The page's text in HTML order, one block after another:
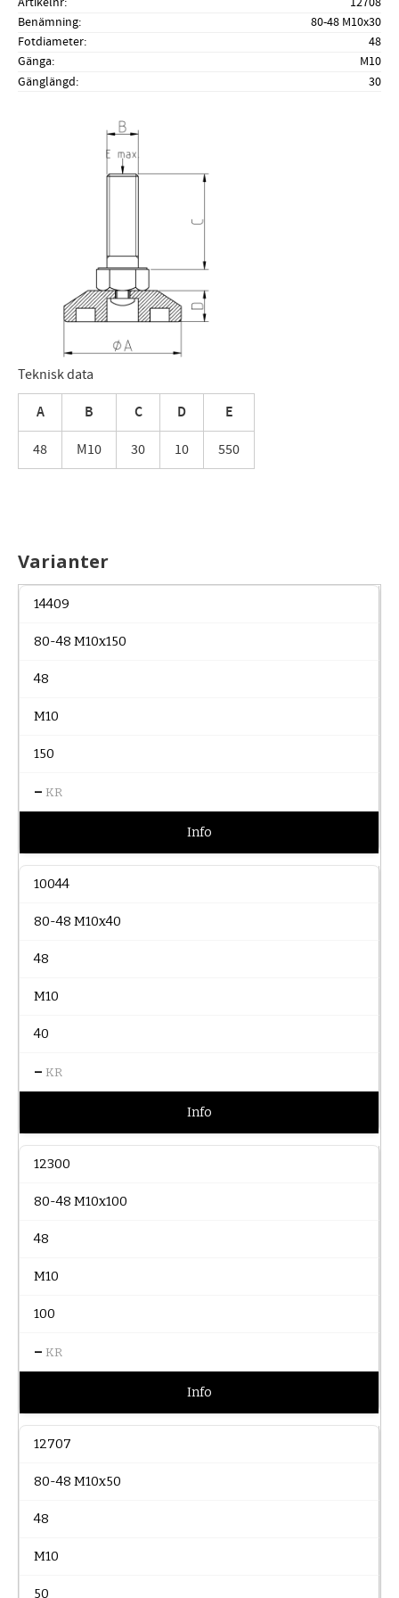
Benämning
80-48 M10x30
Fotdiameter
48
Gänga
M10
Gänglängd
30
Teknisk data
A B C D E
48 M10 30 10 550
Varianter
14409
80-48 M10x150
48
M10
150
– KR
Info
10044
80-48 M10x40
48
M10
40
– KR
Info
12300
80-48 M10x100
48
M10
100
– KR
Info
12707
80-48 M10x50
48
M10
50